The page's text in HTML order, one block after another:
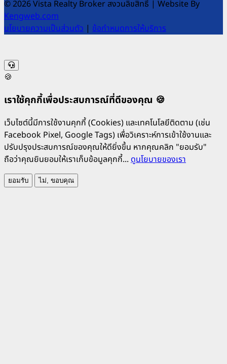
© 2026 Vista Realty Broker สงวนลิขสิทธิ์ | Website By
Kengweb.com
นโยบายความเป็นส่วนตัว | ข้อกำหนดการให้บริการ
🍪
เราใช้คุกกี้เพื่อประสบการณ์ที่ดีของคุณ 🍪
เว็บไซต์นี้มีการใช้งานคุกกี้ (Cookies) และเทคโนโลยีติดตาม (เช่น
Facebook Pixel, Google Tags) เพื่อวิเคราะห์การเข้าใช้งานและ
ปรับปรุงประสบการณ์ของคุณให้ดียิ่งขึ้น หากคุณคลิก "ยอมรับ"
ถือว่าคุณยินยอมให้เราเก็บข้อมูลคุกกี้... ดูนโยบายของเรา
ยอมรับ ไม่, ขอบคุณ